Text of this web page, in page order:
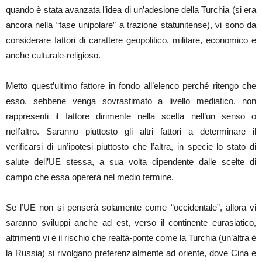
quando è stata avanzata l’idea di un’adesione della Turchia (si era
ancora nella “fase unipolare” a trazione statunitense), vi sono da
considerare fattori di carattere geopolitico, militare, economico e
anche culturale-religioso.
Metto quest’ultimo fattore in fondo all’elenco perché ritengo che
esso, sebbene venga sovrastimato a livello mediatico, non
rappresenti il fattore dirimente nella scelta nell’un senso o
nell’altro. Saranno piuttosto gli altri fattori a determinare il
verificarsi di un’ipotesi piuttosto che l’altra, in specie lo stato di
salute dell’UE stessa, a sua volta dipendente dalle scelte di
campo che essa opererà nel medio termine.
Se l’UE non si penserà solamente come “occidentale”, allora vi
saranno sviluppi anche ad est, verso il continente eurasiatico,
altrimenti vi è il rischio che realtà-ponte come la Turchia (un’altra è
la Russia) si rivolgano preferenzialmente ad oriente, dove Cina e